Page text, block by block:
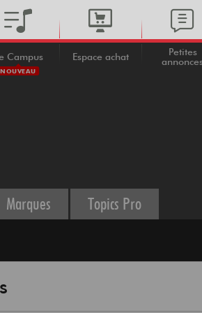
Campus
NOUVEAU
Espace achat
Petites
Marques Topics Pro